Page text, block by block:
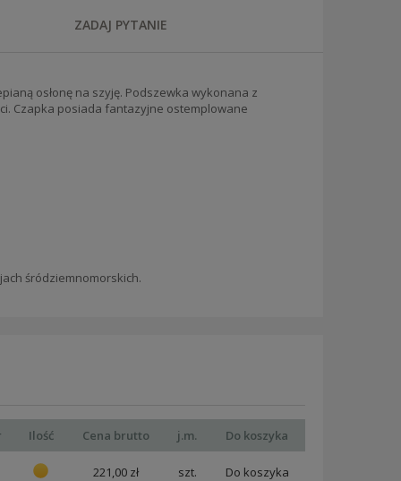
ZADAJ PYTANIE
osłonę na szyję. Podszewka wykonana z
Czapka posiada fantazyjne ostemplowane
śródziemnomorskich.
Ilość Cena brutto j.m. Do koszyka
221,00 zł szt.